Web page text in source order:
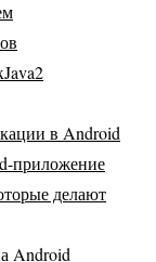
в Android
приложение
делают
Android